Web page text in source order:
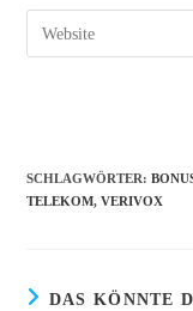
zum
Kommentieren
E-
Mail-
Gib
deine
(optional)
SCHLAGWÖRTER:
TELEKOM, VERIVOX
DAS KÖNNTE